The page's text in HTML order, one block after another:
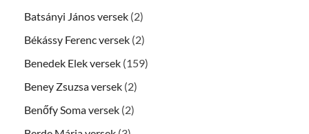
Batsányi János versek (2)
Békássy Ferenc versek (2)
Benedek Elek versek (159)
Beney Zsuzsa versek (2)
Benőfy Soma versek (2)